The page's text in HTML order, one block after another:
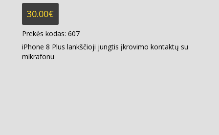
30.00€
Prekės kodas: 607
iPhone 8 Plus lankščioji jungtis įkrovimo kontaktų su
mikrafonu